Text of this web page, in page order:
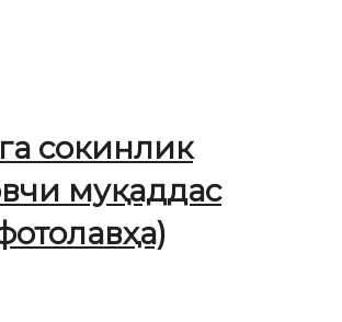
сокинлик
муқаддас